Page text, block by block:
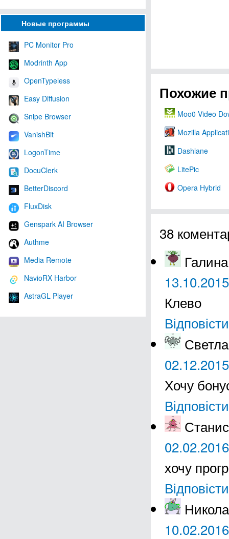
Новые программы
PC Monitor Pro
Modrinth App
OpenTypeless
Easy Diffusion
Snipe Browser
VanishBit
LogonTime
DocuClerk
BetterDiscord
FluxDisk
Genspark AI Browser
Authme
Media Remote
NavioRX Harbor
AstraGL Player
Похожие
Moo0 Video
Mozilla
Dashlane
LitePic
Opera Hybrid
38
Галина
Клево
Відповісти
Хочу
Відповісти
хочу
Відповісти